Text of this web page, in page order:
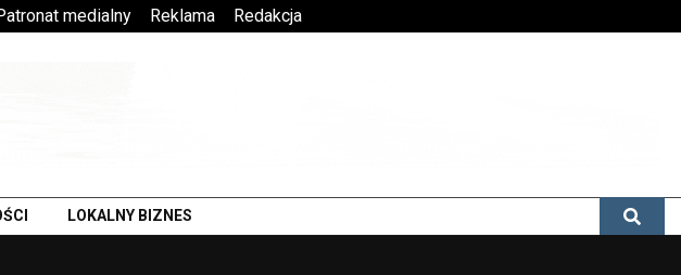
medialny Reklama Redakcja
LOKALNY BIZNES